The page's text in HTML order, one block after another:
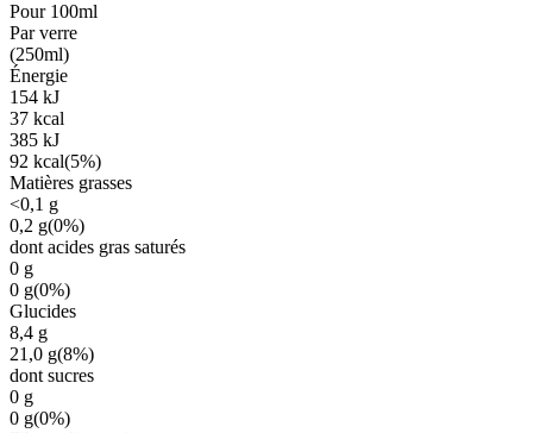
Pour 100ml
Par verre
(250ml)
Énergie
154 kJ
37 kcal
385 kJ
92 kcal(5%)
Matières grasses
<0,1 g
0,2 g(0%)
dont acides gras saturés
0 g
0 g(0%)
Glucides
8,4 g
21,0 g(8%)
dont sucres
0 g
0 g(0%)